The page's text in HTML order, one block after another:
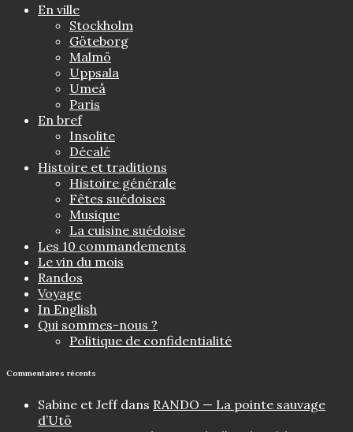
En ville
Stockholm
Göteborg
Malmö
Uppsala
Umeå
Paris
En bref
Insolite
Décalé
Histoire et traditions
Histoire générale
Fêtes suédoises
Musique
La cuisine suédoise
Les 10 commandements
Le vin du mois
Randos
Voyage
In English
Qui sommes-nous ?
Politique de confidentialité
Commentaires récents
Sabine et Jeffdans RANDO — La pointe sauvage
d’Utö